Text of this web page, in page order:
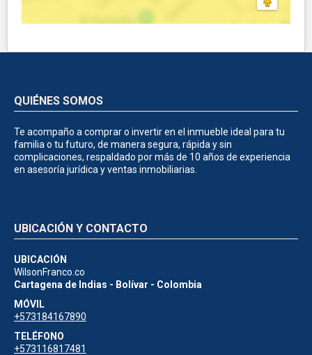
QUIÉNES SOMOS
Te acompaño a comprar o invertir en el inmueble ideal para tu
familia o tu futuro, de manera segura, rápida y sin
complicaciones, respaldado por más de 10 años de experiencia
en asesoría jurídica y ventas inmobiliarias.
UBICACIÓN Y CONTACTO
UBICACIÓN
WilsonFranco.co
Cartagena de Indias - Bolívar - Colombia
MÓVIL
+573184167890
TELÉFONO
+573116817481